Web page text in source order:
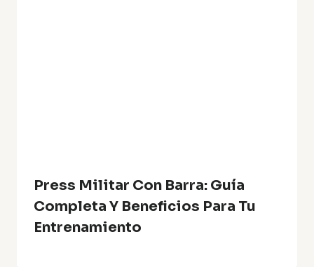
Press Militar Con Barra: Guía
Completa Y Beneficios Para Tu
Entrenamiento